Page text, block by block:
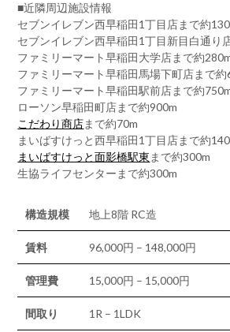
■近隣周辺施設情報
セブンイレブン西早稲田1丁目店まで約
セブンイレブン西早稲田1丁目新目白通り
ファミリーマート早稲田大学店まで約
ファミリーマート早稲田馬場下町店まで約
ファミリーマート早稲田駅前店まで約
ローソン早稲田町店まで約900m
こだわり商店まで約70m
まいばすけっと西早稲田1丁目店まで約
まいばすけっと面影橋駅東 まで約300m
生協ライフセンターまで約300m
構造規模 地上8階 RC造
賃料 96,000円 – 148,000円
管理費 15,000円 – 15,000円
間取り 1R – 1LDK